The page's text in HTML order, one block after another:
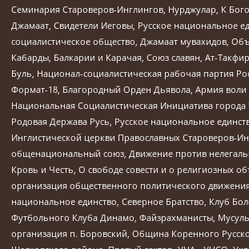
Семинария Староверов-Инглингов, Нурджулар, К
Джамаат, Свидетели Иеговы, Русское национальное
социалистическое общество, Джамаат мувахидов,
Кабарды, Балкарии и Карачая, Союз славян, Ат-
Буль, Национал-социалистическая рабочая партия
Формат-18, Благородный Орден Дьявола, Армия воли
Национальная Социалистическая Инициатива
Родовая Держава Русь, Русское национальное
Инглистической церкви Православных Староверов-
общенациональный союз, Движение против
Кровь и Честь, О свободе совести и о религиозных
организация общественного политического
национальное единство, Северное Братство, Клуб
Футбольного Клуба Динамо, Файзрахманисты,
организация п. Боровский, Община Коренного